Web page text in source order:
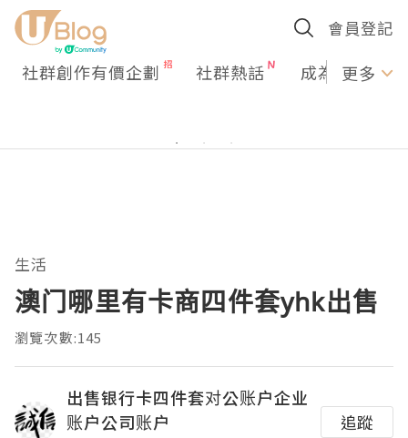
會員登記
社群創作有價企劃 社群熱話 成為U更多
生活
澳门哪里有卡商四件套yhk出售
瀏覽次數:145
出售银行卡四件套对公账户企业
账户公司账户
追蹤